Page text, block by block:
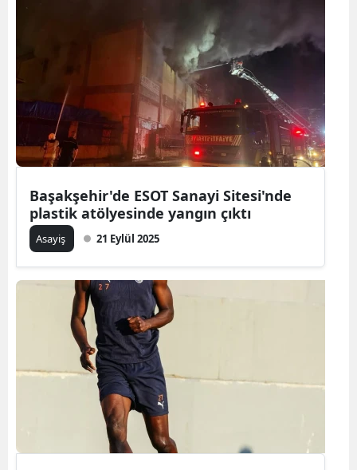
Başakşehir'de ESOT Sanayi Sitesi'nde
plastik atölyesinde yangın çıktı
Asayiş 21 Eylül 2025